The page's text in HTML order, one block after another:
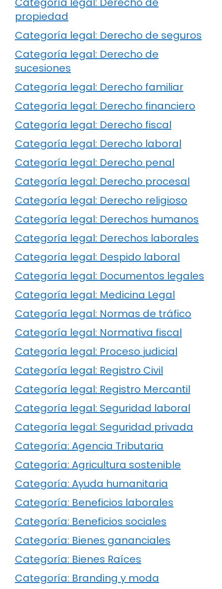
propiedad
Categoría legal: Derecho de seguros
Categoría legal: Derecho de
sucesiones
Categoría legal: Derecho familiar
Categoría legal: Derecho financiero
Categoría legal: Derecho fiscal
Categoría legal: Derecho laboral
Categoría legal: Derecho penal
Categoría legal: Derecho procesal
Categoría legal: Derecho religioso
Categoría legal: Derechos humanos
Categoría legal: Derechos laborales
Categoría legal: Despido laboral
Categoría legal: Documentos legales
Categoría legal: Medicina Legal
Categoría legal: Normas de tráfico
Categoría legal: Normativa fiscal
Categoría legal: Proceso judicial
Categoría legal: Registro Civil
Categoría legal: Registro Mercantil
Categoría legal: Seguridad laboral
Categoría legal: Seguridad privada
Categoría: Agencia Tributaria
Categoría: Agricultura sostenible
Categoría: Ayuda humanitaria
Categoría: Beneficios laborales
Categoría: Beneficios sociales
Categoría: Bienes gananciales
Categoría: Bienes Raíces
Categoría: Branding y moda